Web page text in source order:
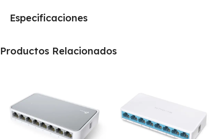
Especificaciones
Productos Relacionados